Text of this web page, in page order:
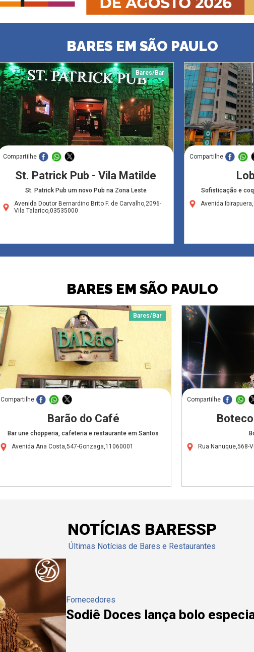
BARES EM SÃO PAULO
Bares/Bar
Compartilhe
St. Patrick Pub - Vila Matilde
St. Patrick Pub um novo Pub na Zona Leste
Avenida Doutor Bernardino Brito F. de Carvalho,2096-
Vila Talarico,03535000
Compartilhe
Sofisticação e
Avenida
BARES EM SÃO PAULO
Bares/Bar
Compartilhe
Barão do Café
Bar une chopperia, cafeteria e restaurante em Santos
Avenida Ana Costa,547-Gonzaga,11060001
Compartilhe
Rua Nanuque,568-
NOTÍCIAS BARESSP
Últimas Notícias de Bares e Restaurantes
Fornecedores
Sodiê Doces lança bolo